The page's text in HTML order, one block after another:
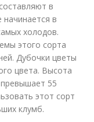
в
в
холодов.
этого сорта
Дубочки цветы
цвета. Высота
превышает 55
этот сорт
клумб.